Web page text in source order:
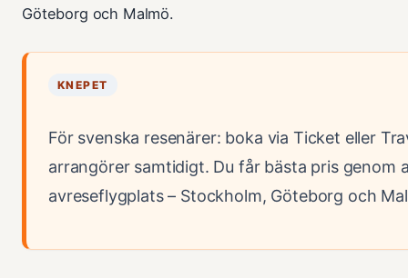
Göteborg och Malmö.
KNEPET
För svenska resenärer: boka via Ticket eller
arrangörer samtidigt. Du får bästa pris genom
avreseflygplats – Stockholm, Göteborg och